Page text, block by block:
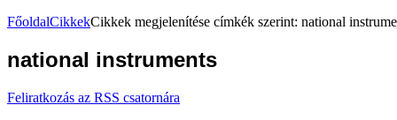
FőoldalCikkekCikkek megjelenítése címkék szerint: national
national instruments
Feliratkozás az RSS csatornára